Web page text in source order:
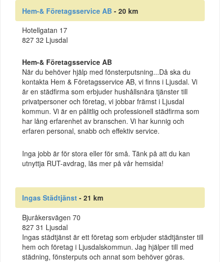
Hem-& Företagsservice AB - 20 km
Hotellgatan 17
827 32 Ljusdal
Hem-& Företagsservice AB
När du behöver hjälp med fönsterputsning...Då ska du
kontakta Hem & Företagsservice AB, vi finns i Ljusdal. Vi
är en städfirma som erbjuder hushållsnära tjänster till
privatpersoner och företag, vi jobbar främst i Ljusdal
kommun. Vi är en pålitlig och professionell städfirma som
har lång erfarenhet av branschen. Vi har kunnig och
erfaren personal, snabb och effektiv service.
Inga jobb är för stora eller för små. Tänk på att du kan
utnyttja RUT-avdrag, läs mer på vår hemsida!
Ingas Städtjänst - 21 km
Bjuråkersvägen 70
827 31 Ljusdal
Ingas städtjänst är ett företag som erbjuder städtjänster till
hem och företag i Ljusdalskommun. Jag hjälper till med
städning, fönsterputs och annat som behöver göras.